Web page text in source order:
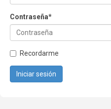
Contraseña*
Recordarme
Iniciar sesión